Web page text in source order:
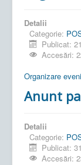
Detalii
Categorie:
Publicat:
Accesări:
Organizare
Anunt
Detalii
Categorie:
Publicat:
Accesări: